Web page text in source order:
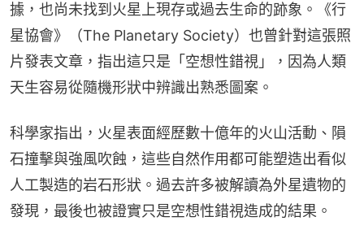
據，也尚未找到火星上現存或過去生命的跡象。《行
星協會》（The Planetary Society）也曾針對這張照
片發表文章，指出這只是「空想性錯視」，因為人類
天生容易從隨機形狀中辨識出熟悉圖案。
科學家指出，火星表面經歷數十億年的火山活動、隕
石撞擊與強風吹蝕，這些自然作用都可能塑造出看似
人工製造的岩石形狀。過去許多被解讀為外星遺物的
發現，最後也被證實只是空想性錯視造成的結果。